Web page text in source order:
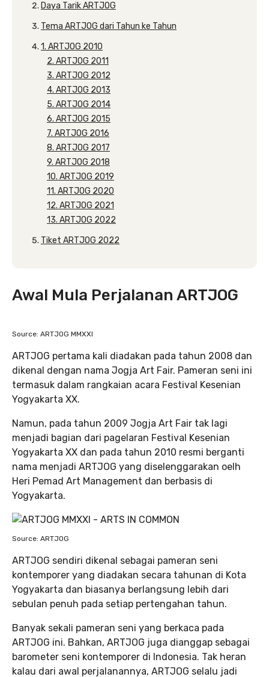
Daya Tarik ARTJOG
Tema ARTJOG dari Tahun ke Tahun
1. ARTJOG 2010
2. ARTJOG 2011
3. ARTJOG 2012
4. ARTJOG 2013
5. ARTJOG 2014
6. ARTJOG 2015
7. ARTJOG 2016
8. ARTJOG 2017
9. ARTJOG 2018
10. ARTJOG 2019
11. ARTJOG 2020
12. ARTJOG 2021
13. ARTJOG 2022
Tiket ARTJOG 2022
Awal Mula Perjalanan ARTJOG
Source: ARTJOG MMXXI
ARTJOG pertama kali diadakan pada tahun 2008 dan
dikenal dengan nama Jogja Art Fair. Pameran seni ini
termasuk dalam rangkaian acara Festival Kesenian
Yogyakarta XX.
Namun, pada tahun 2009 Jogja Art Fair tak lagi
menjadi bagian dari pagelaran Festival Kesenian
Yogyakarta XX dan pada tahun 2010 resmi berganti
nama menjadi ARTJOG yang diselenggarakan oelh
Heri Pemad Art Management dan berbasis di
Yogyakarta.
Source: ARTJOG
ARTJOG sendiri dikenal sebagai pameran seni
kontemporer yang diadakan secara tahunan di Kota
Yogyakarta dan biasanya berlangsung lebih dari
sebulan penuh pada setiap pertengahan tahun.
Banyak sekali pameran seni yang berkaca pada
ARTJOG ini. Bahkan, ARTJOG juga dianggap sebagai
barometer seni kontemporer di Indonesia. Tak heran
kalau dari awal perjalanannya, ARTJOG selalu jadi